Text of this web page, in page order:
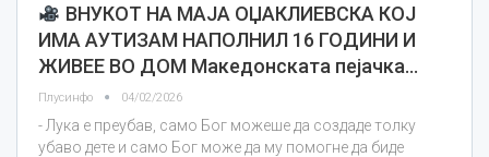
ВНУКОТ НА МАЈА ОЏАКЛИЕВСКА КОЈ
ИМА АУТИЗАМ НАПОЛНИЛ 16 ГОДИНИ И
ЖИВЕЕ ВО ДОМ Македонската пејачка…
Плусинфо 04/02/2026
- Лука е преубав, само Бог можеше да создаде толку
убаво дете и само Бог може да му помогне да биде